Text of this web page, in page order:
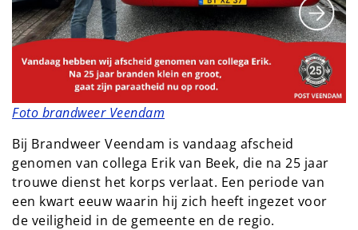
Foto brandweer Veendam
Bij Brandweer Veendam is vandaag afscheid
genomen van collega Erik van Beek, die na 25 jaar
trouwe dienst het korps verlaat. Een periode van
een kwart eeuw waarin hij zich heeft ingezet voor
de veiligheid in de gemeente en de regio.